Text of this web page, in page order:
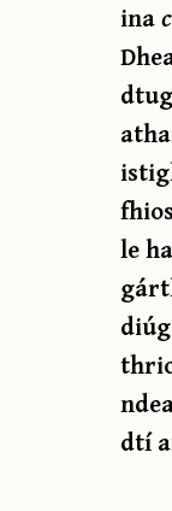
ina
le
dtí